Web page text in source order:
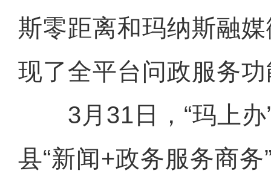
斯零距离和玛纳斯融
现了全平台问政服务
3月31日，“玛上
县“新闻+政务服务商